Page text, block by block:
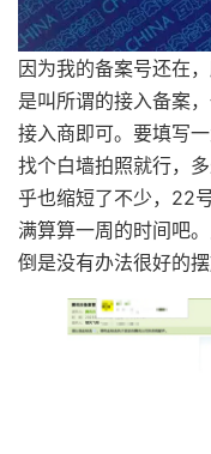
因为我的备案号还在
是叫所谓的接入备案
接入商即可。要填写
找个白墙拍照就行，
乎也缩短了不少，22
满算算一周的时间吧
倒是没有办法很好的